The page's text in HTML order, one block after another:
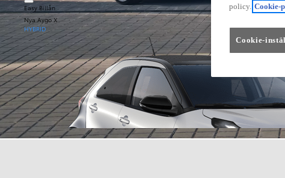
Easy Billån
Nya Aygo X
HYBRID
policy. Cookie-
Cookie-